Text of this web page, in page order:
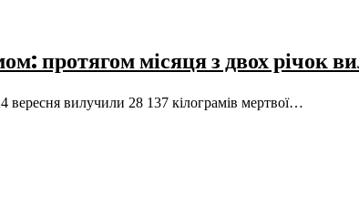
протягом місяця з двох річок
вересня вилучили 28 137 кілограмів мертвої…